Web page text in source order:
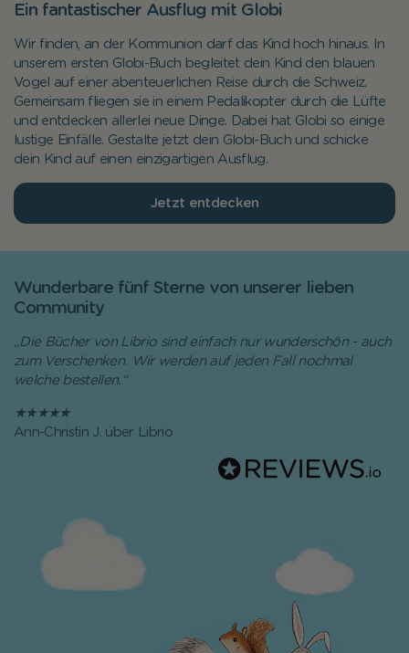
Ein fantastischer Ausflug mit Globi
Wir finden, an der Kommunion darf das Kind hoch hinaus. In
unserem ersten Globi-Buch begleitet dein Kind den blauen
Vogel auf einer abenteuerlichen Reise durch die Schweiz.
Gemeinsam fliegen sie in einem Pedalikopter durch die Lüfte
und entdecken allerlei neue Dinge. Dabei hat Globi so einige
lustige Einfälle. Gestalte jetzt dein Globi-Buch und schicke
dein Kind auf einen einzigartigen Ausflug.
Jetzt entdecken
Wunderbare fünf Sterne von unserer lieben
Community
„Die Bücher von Librio sind einfach nur wunderschön - auch
zum Verschenken. Wir werden auf jeden Fall nochmal
welche bestellen.“
★★★★★
Ann-Christin J. über Librio